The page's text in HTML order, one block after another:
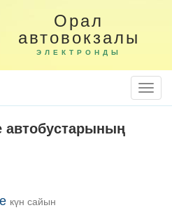
Орал
автовокзалы
ЭЛЕКТРОНДЫ
күн сайын